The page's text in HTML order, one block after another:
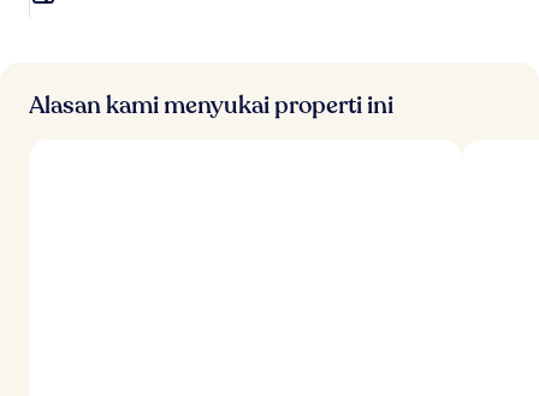
Alasan kami menyukai properti ini